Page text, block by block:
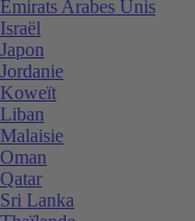
Émirats Arabes Unis
Israël
Japon
Jordanie
Koweït
Liban
Malaisie
Oman
Qatar
Sri Lanka